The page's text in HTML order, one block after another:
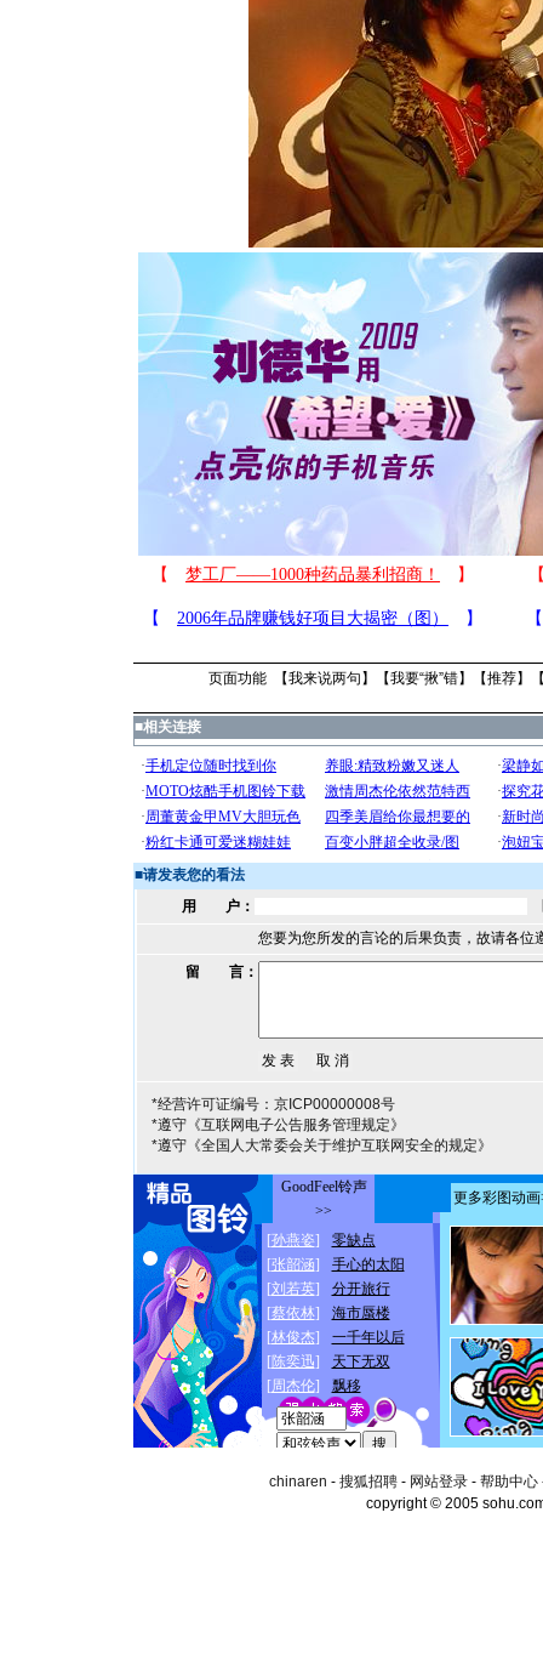
页面功能 【我来说两句 】【我要“揪”错】【推荐】
■相关连接
■请发表您的看法
用 户：
您要为您所发的言论的后果负责，故请各位
留 言：
*经营许可证编号：京ICP00000008号
*遵守《互联网电子公告服务管理规定》
*遵守《全国人大常委会关于维护互联网安全的规定》
chinaren - 搜狐招聘- 网站登录- 帮助中心
copyright © 2005